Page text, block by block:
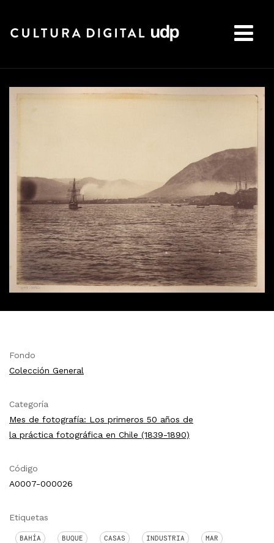
Fondo
Colección General
Categoría
Mes de fotografía: Los primeros 50 años de
la práctica fotográfica en Chile (1839-1890)
Código
A0007-000026
Etiquetas
BAHÍA BUQUE CASAS INDUSTRIA MAR